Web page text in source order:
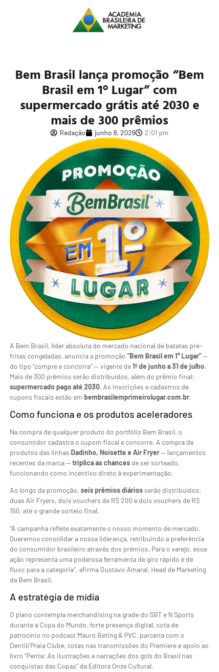
Bem Brasil lança promoção “Bem
Brasil em 1° Lugar” com
supermercado grátis até 2030 e
mais de 300 prêmios
Redação junho 8, 2026 2:01 pm
A Bem Brasil, líder absoluta do mercado nacional de batatas pré-
fritas congeladas, anuncia a promoção “Bem Brasil em 1° Lugar”—
do tipo “compre e concorra” — vigente de1º de junho a 31 de julho.
Mais de 300 prêmios serão distribuídos, além do prêmio final:
supermercado pago até 2030. As inscrições e cadastros de
cupons fiscais estão em bembrasilemprimeirolugar.com.br.
Como funciona e os produtos aceleradores
Na compra de qualquer produto do portfólio Bem Brasil, o
consumidor cadastra o cupom fiscal e concorre. A compra de
produtos das linhas Dadinho, Noisette e Air Fryer— lançamentos
recentes da marca — triplica as chances de ser sorteado,
funcionando como incentivo direto à experimentação.
Ao longo da promoção, seis prêmios diários serão distribuídos:
duas Air Fryers, dois vouchers de R$ 200 e dois vouchers de R$
150, até o grande sorteio final.
“A campanha reflete exatamente o nosso momento de mercado.
Queremos consolidar a nossa liderança, retribuindo a preferência
do consumidor brasileiro através dos prêmios. Para o varejo, essa
ação representa uma poderosa ferramenta de giro rápido e de
fluxo para a categoria”, afirma Gustavo Amaral, Head de Marketing
da Bem Brasil.
A estratégia de mídia
O plano contempla merchandising na grade do SBT e N Sports
durante a Copa do Mundo, forte presença digital, cota de
patrocínio no podcast Mauro Beting & PVC, parceria com o
Dentil/Praia Clube, cotas nas transmissões do Premiere e apoio ao
livro “Penta: As ilustrações e narrações dos gols do Brasil nas
conquistas das Copas” da Editora Onze Cultural.